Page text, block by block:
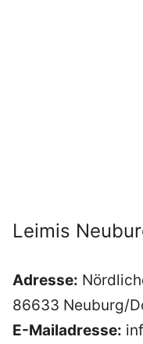
Leimis
Adresse:
86633 Neuburg/
E-Mailadresse: